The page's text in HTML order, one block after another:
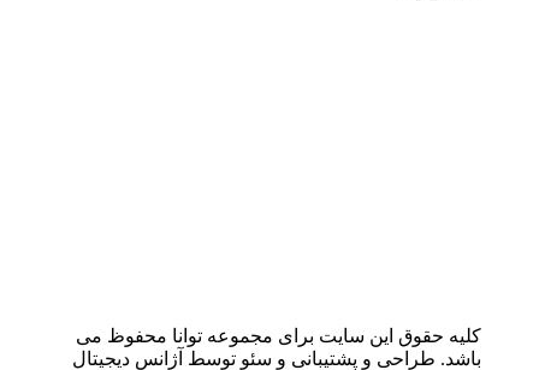
کلیه حقوق این سایت برای مجموعه توانا محفوظ می
باشد. طراحی و پشتیبانی و سئو توسط آژانس دیجیتال